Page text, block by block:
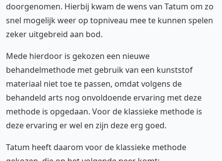
doorgenomen. Hierbij kwam de wens van Tatum om zo
snel mogelijk weer op topniveau mee te kunnen spelen
zeker uitgebreid aan bod.
Mede hierdoor is gekozen een nieuwe
behandelmethode met gebruik van een kunststof
materiaal niet toe te passen, omdat volgens de
behandeld arts nog onvoldoende ervaring met deze
methode is opgedaan. Voor de klassieke methode is
deze ervaring er wel en zijn deze erg goed.
Tatum heeft daarom voor de klassieke methode